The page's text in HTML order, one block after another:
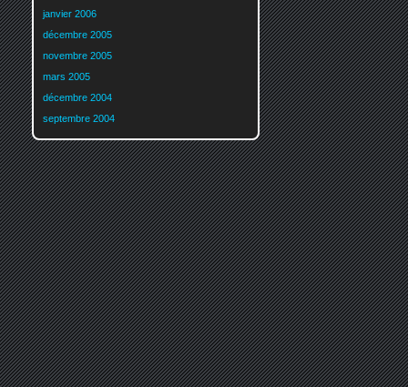
janvier 2006
décembre 2005
novembre 2005
mars 2005
décembre 2004
septembre 2004